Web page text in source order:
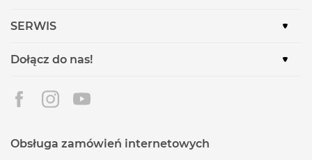
SERWIS
Dołącz do nas!
Obsługa zamówień internetowych